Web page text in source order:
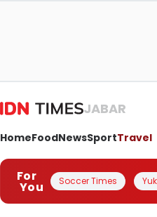
JABAR
HomeFoodNewsSportTravel
For
You Soccer Times